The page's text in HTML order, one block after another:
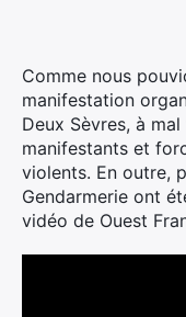
Comme nous
manifestation
Deux Sèvres, à
manifestants et
violents. En outre,
Gendarmerie ont
vidéo de Ouest